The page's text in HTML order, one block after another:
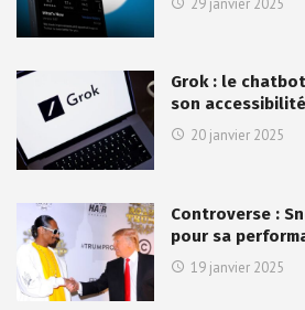
29 janvier 2025
Grok : le
son
20 janvier 2025
Controverse :
pour sa
19 janvier 2025